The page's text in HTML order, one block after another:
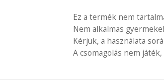
Ez a termék nem
Nem alkalmas
Kérjük, a használata
A csomagolás nem